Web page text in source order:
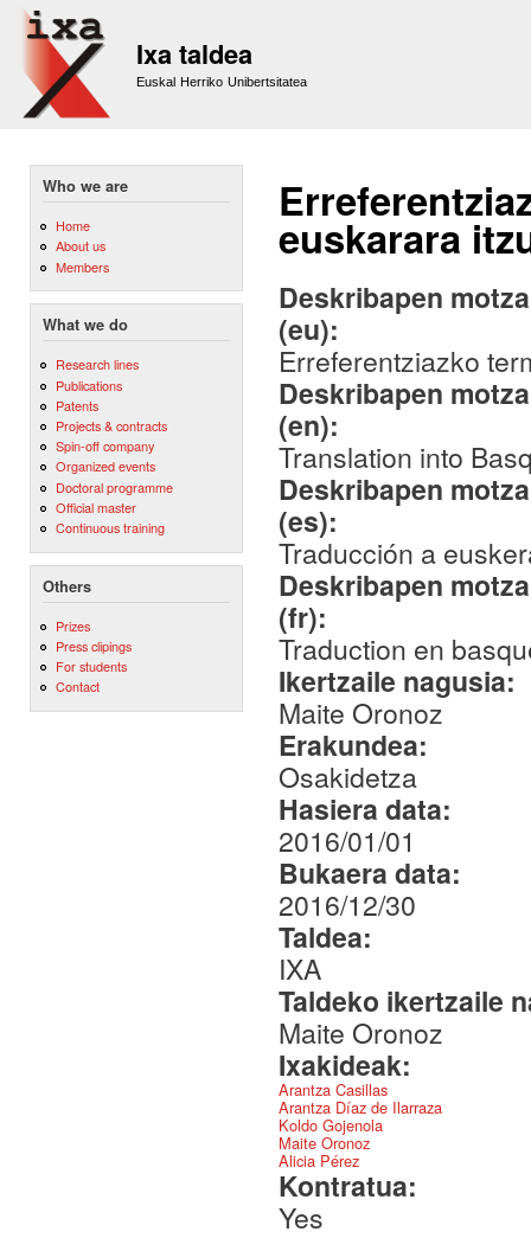
Ixa taldea
Euskal Herriko Unibertsitatea
Who we are
Home
About us
Members
What we do
Research lines
Publications
Patents
Projects & contracts
Spin-off company
Organized events
Doctoral programme
Official master
Continuous training
Others
Prizes
Press clipings
For students
Contact
euskarara
Deskribapen
(eu):
Erreferentziazko
Deskribapen
(en):
Translation into
Deskribapen
(es):
Traducción a
Deskribapen
(fr):
Traduction en
Ikertzaile nagusia:
Maite Oronoz
Erakundea:
Osakidetza
Hasiera data:
2016/01/01
Bukaera data:
2016/12/30
Taldea:
IXA
Taldeko ikertzaile
Maite Oronoz
Ixakideak:
Arantza Casillas
Arantza Díaz de Ilarraza
Koldo Gojenola
Maite Oronoz
Alicia Pérez
Kontratua:
Yes